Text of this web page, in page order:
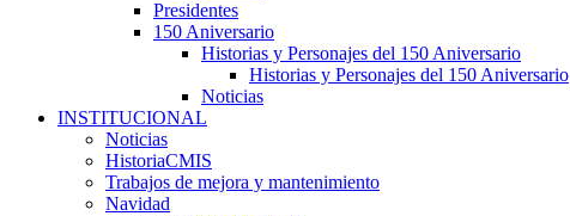
Presidentes
150 Aniversario
Historias y Personajes del 150 Aniversario
Historias y Personajes del 150 Aniversario
Noticias
INSTITUCIONAL
Noticias
HistoriaCMIS
Trabajos de mejora y mantenimiento
Navidad